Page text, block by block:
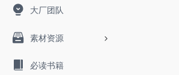
大厂团队
素材资源
必读书籍